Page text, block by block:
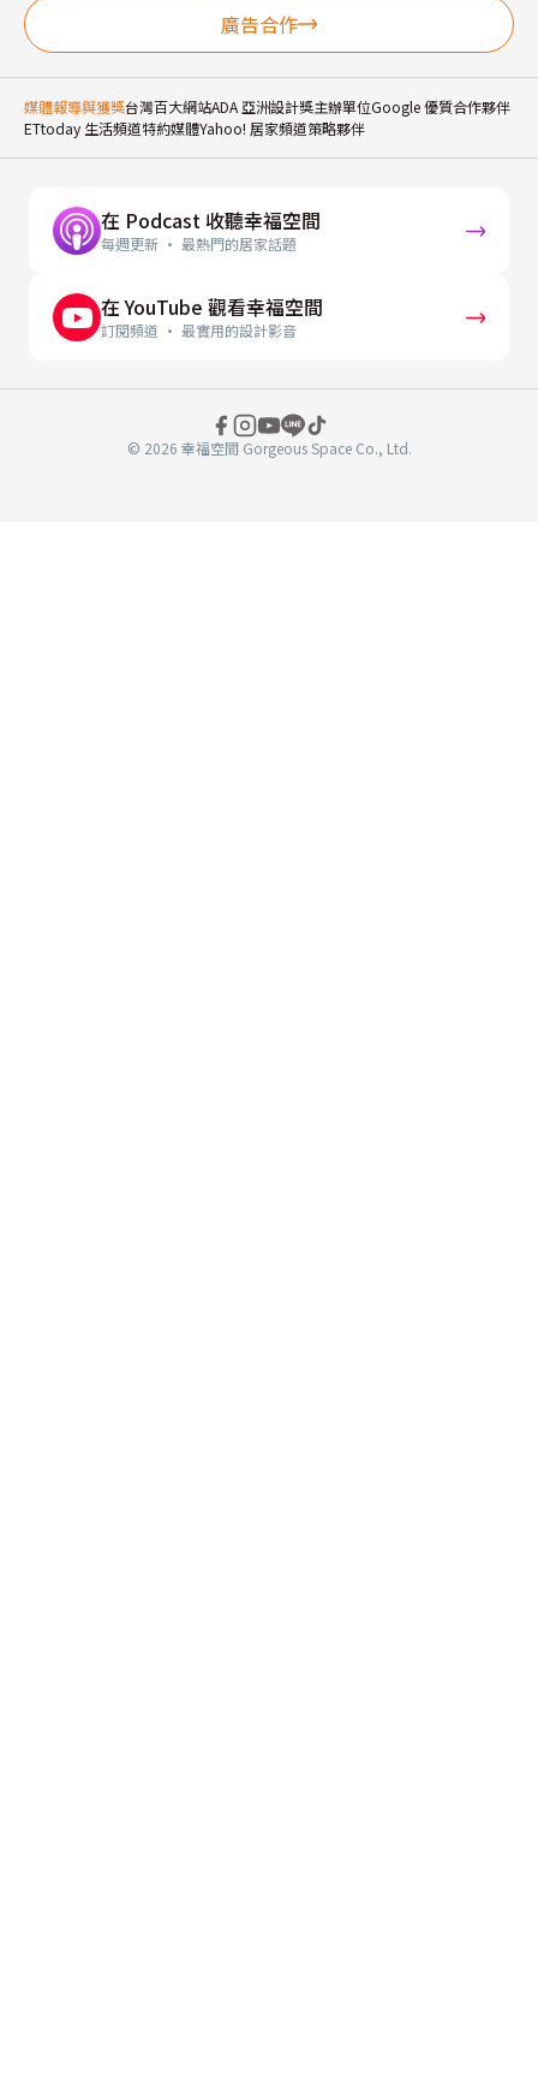
廣告合作
媒體報導與獲獎台灣百大網站ADA 亞洲設計獎主辦單位Google 優質合作夥伴
ETtoday 生活頻道特約媒體Yahoo! 居家頻道策略夥伴
在 Podcast 收聽幸福空間
每週更新 · 最熱門的居家話題
在 YouTube 觀看幸福空間
訂閱頻道 · 最實用的設計影音
© 2026 幸福空間 Gorgeous Space Co., Ltd.